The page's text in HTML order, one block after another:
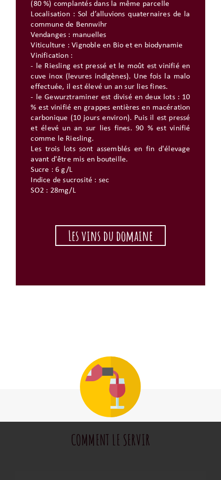
(80 %) complantés dans la même parcelle
Localisation : Sol d’alluvions quaternaires de la
commune de Bennwihr
Vendanges : manuelles
Viticulture : Vignoble en Bio et en biodynamie
Vinification :
- le Riesling est pressé et le moût est vinifié en
cuve inox (levures indigènes). Une fois la malo
effectuée, il est élevé un an sur lies fines.
- le Gewurztraminer est divisé en deux lots : 10
% est vinifié en grappes entières en macération
carbonique (10 jours environ). Puis il est pressé
et élevé un an sur lies fines. 90 % est vinifié
comme le Riesling.
Les trois lots sont assemblés en fin d'élevage
avant d'être mis en bouteille.
Sucre : 6 g/L
Indice de sucrosité : sec
SO2 : 28mg/L
Les vins du domaine
COMMENT LE SERVIR